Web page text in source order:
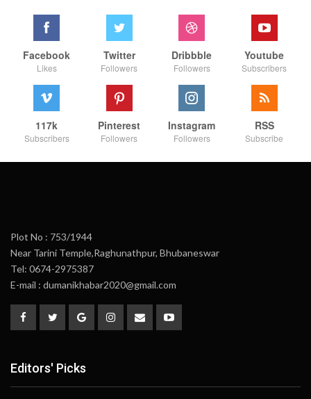
Facebook
Likes
Twitter
Followers
Dribbble
Followers
Youtube
Subscribers
117k
Subscribers
Pinterest
Followers
Instagram
Followers
RSS
Subscribe
Plot No : 753/1944
Near Tarini Temple,Raghunathpur, Bhubaneswar
Tel: 0674-2975387
E-mail : dumanikhabar2020@gmail.com
Editors' Picks